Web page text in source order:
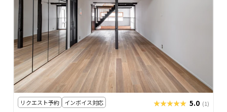
リクエスト予約 インボイス対応 ★★★★★
★★★★★ 5.0 (1)